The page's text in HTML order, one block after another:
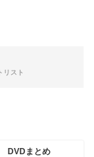
スト
DVDまとめ